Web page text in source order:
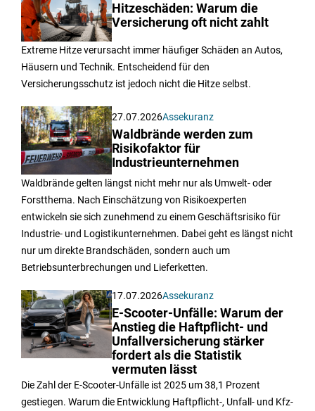
Hitzeschäden: Warum die
Versicherung oft nicht zahlt
Extreme Hitze verursacht immer häufiger Schäden an Autos,
Häusern und Technik. Entscheidend für den
Versicherungsschutz ist jedoch nicht die Hitze selbst.
27.07.2026Assekuranz
Waldbrände werden zum
Risikofaktor für
Industrieunternehmen
Waldbrände gelten längst nicht mehr nur als Umwelt- oder
Forstthema. Nach Einschätzung von Risikoexperten
entwickeln sie sich zunehmend zu einem Geschäftsrisiko für
Industrie- und Logistikunternehmen. Dabei geht es längst nicht
nur um direkte Brandschäden, sondern auch um
Betriebsunterbrechungen und Lieferketten.
17.07.2026Assekuranz
E-Scooter-Unfälle: Warum der
Anstieg die Haftpflicht- und
Unfallversicherung stärker
fordert als die Statistik
vermuten lässt
Die Zahl der E-Scooter-Unfälle ist 2025 um 38,1 Prozent
gestiegen. Warum die Entwicklung Haftpflicht-, Unfall- und Kfz-